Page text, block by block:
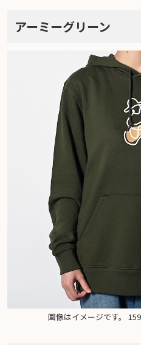
アーミーグリーン
画像はイメージです。